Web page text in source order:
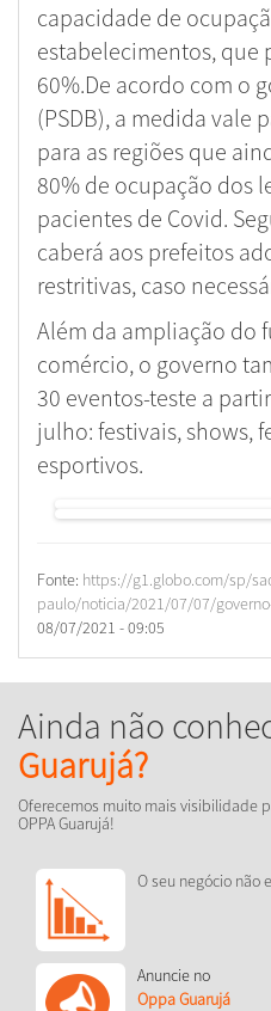
capacidade de
estabelecimentos, que
60%.De acordo com o
(PSDB), a medida vale
para as regiões que
80% de ocupação dos
pacientes de Covid.
caberá aos prefeitos
restritivas, caso
Além da ampliação do
comércio, o governo
30 eventos-teste a
julho: festivais, shows,
esportivos.
Fonte: https://g1.globo.com/sp/
paulo/noticia/2021/07/07/
08/07/2021 - 09:05
Ainda não
Guarujá?
Oferecemos muito mais visibilidade
OPPA Guarujá!
O seu negócio não
Anuncie no
Oppa Guarujá